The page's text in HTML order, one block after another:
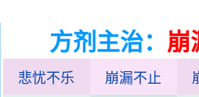
方剂主治： 崩
悲忧不乐 崩漏不止